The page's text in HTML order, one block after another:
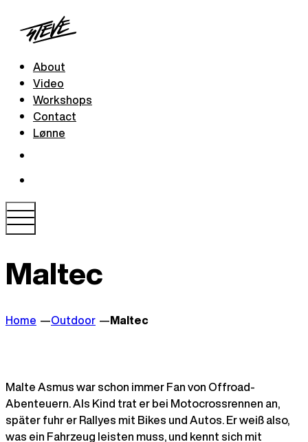
About
Video
Workshops
Contact
Lønne
Maltec
Home Outdoor Maltec
Malte Asmus war schon immer Fan von Offroad-
Abenteuern. Als Kind trat er bei Motocrossrennen an,
später fuhr er Rallyes mit Bikes und Autos. Er weiß also,
was ein Fahrzeug leisten muss, und kennt sich mit